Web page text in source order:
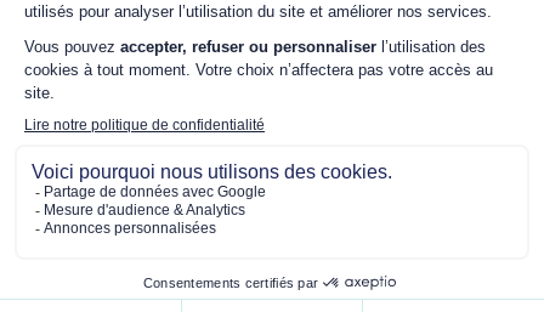
Plan du site
Politique de confidentialité
Mon consentement